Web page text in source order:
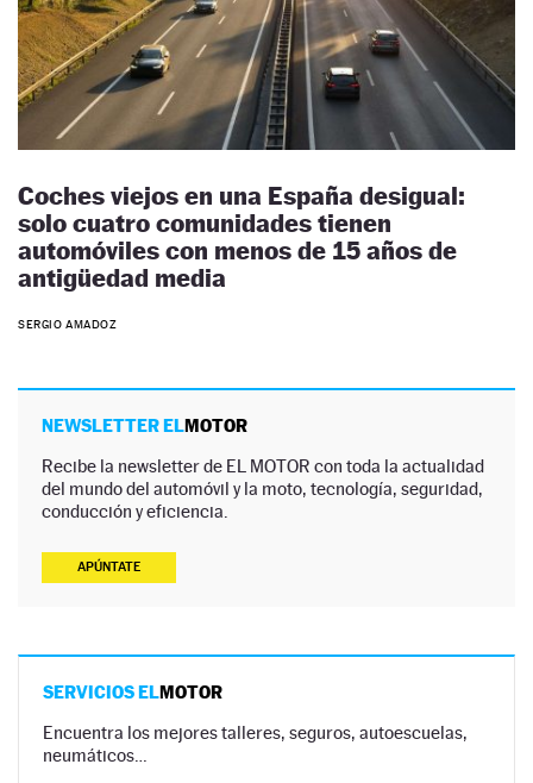
Coches viejos en una España desigual:
solo cuatro comunidades tienen
automóviles con menos de 15 años de
antigüedad media
SERGIO AMADOZ
NEWSLETTER ELMOTOR
Recibe la newsletter de EL MOTOR con toda la actualidad
del mundo del automóvil y la moto, tecnología, seguridad,
conducción y eficiencia.
APÚNTATE
SERVICIOS ELMOTOR
Encuentra los mejores talleres, seguros, autoescuelas,
neumáticos…